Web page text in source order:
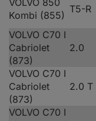
VOLVO 850
Kombi (855)
T5-R
VOLVO C70 I
Cabriolet
(873)
2.0
VOLVO C70 I
Cabriolet
(873)
2.0 T
VOLVO C70 I